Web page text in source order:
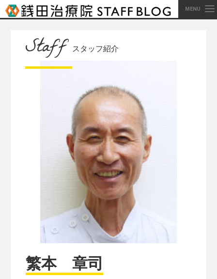
MENU
Staff スタッフ紹介
繁本 章司